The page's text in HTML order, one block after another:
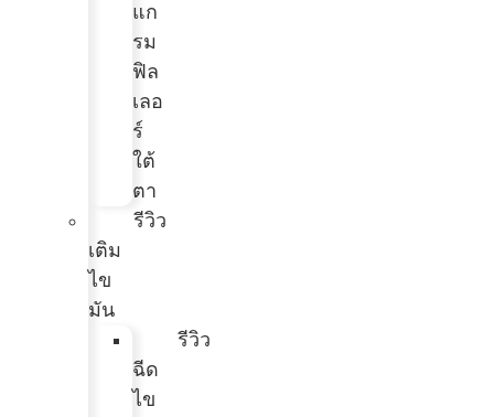
แก
รม
ฟิล
เลอ
ร์
ใต้
ตา
รีวิว
เติม
ไข
มัน
รีวิว
ฉีด
ไข